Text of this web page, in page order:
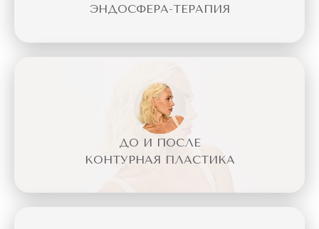
ЭНДОСФЕРА-ТЕРАПИЯ
ДО И ПОСЛЕ
КОНТУРНАЯ ПЛАСТИКА